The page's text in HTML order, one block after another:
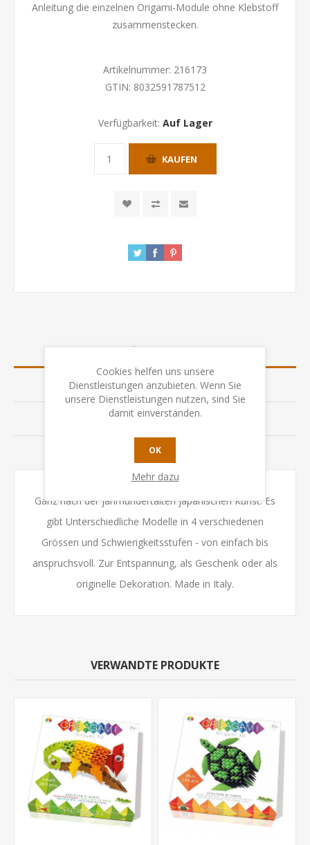
Anleitung die einzelnen Origami-Module ohne Klebstoff
zusammenstecken.
Artikelnummer: 216173
GTIN: 8032591787512
Verfügbarkeit: Auf Lager
KAUFEN
ÜBERSICHT
SPEZIFIKATION
BEWERTUNGEN
KONTAKTIEREN SIE UNS
Ganz nach der jahrhundertalten japanischen Kunst. Es
gibt Unterschiedliche Modelle in 4 verschiedenen
Grössen und Schwierigkeitsstufen - von einfach bis
anspruchsvoll. Zur Entspannung, als Geschenk oder als
originelle Dekoration. Made in Italy.
VERWANDTE PRODUKTE
Cookies helfen uns unsere
Dienstleistungen anzubieten. Wenn Sie
unsere Dienstleistungen nutzen, sind Sie
damit einverstanden.
OK
Mehr dazu